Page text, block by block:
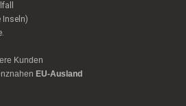
Inseln)
Kunden
EU-Ausland